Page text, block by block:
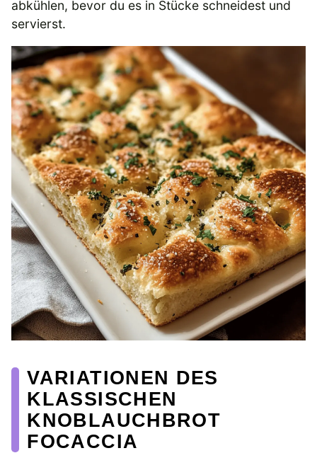
abkühlen, bevor du es in Stücke schneidest und
servierst.
VARIATIONEN DES
KLASSISCHEN
KNOBLAUCHBROT
FOCACCIA